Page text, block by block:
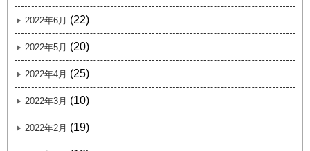
2022年6月 (22)
2022年5月 (20)
2022年4月 (25)
2022年3月 (10)
2022年2月 (19)